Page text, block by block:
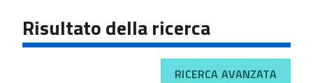
navigazione
Risultato della ricerca
RICERCA AVANZATA